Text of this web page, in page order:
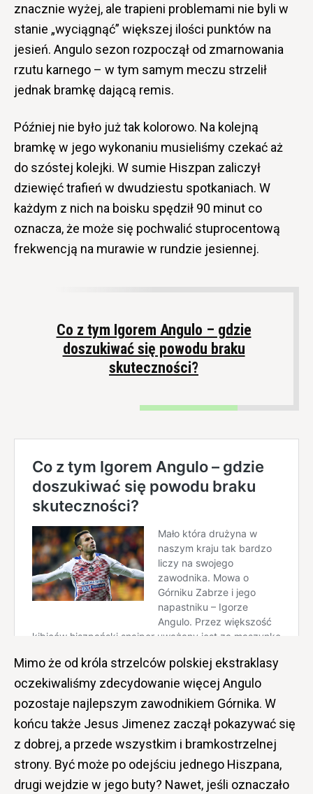
znacznie wyżej, ale trapieni problemami nie byli w
stanie „wyciągnąć” większej ilości punktów na
jesień. Angulo sezon rozpoczął od zmarnowania
rzutu karnego – w tym samym meczu strzelił
jednak bramkę dającą remis.
Później nie było już tak kolorowo. Na kolejną
bramkę w jego wykonaniu musieliśmy czekać aż
do szóstej kolejki. W sumie Hiszpan zaliczył
dziewięć trafień w dwudziestu spotkaniach. W
każdym z nich na boisku spędził 90 minut co
oznacza, że może się pochwalić stuprocentową
frekwencją na murawie w rundzie jesiennej.
Co z tym Igorem Angulo – gdzie
doszukiwać się powodu braku
skuteczności?
Mimo że od króla strzelców polskiej ekstraklasy
oczekiwaliśmy zdecydowanie więcej Angulo
pozostaje najlepszym zawodnikiem Górnika. W
końcu także Jesus Jimenez zaczął pokazywać się
z dobrej, a przede wszystkim i bramkostrzelnej
strony. Być może po odejściu jednego Hiszpana,
drugi wejdzie w jego buty? Nawet, jeśli oznaczało